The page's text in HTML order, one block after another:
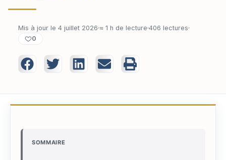
Mis à jour le 4 juillet 2026 ≈ 1 h de lecture 406 lectures
0
SOMMAIRE